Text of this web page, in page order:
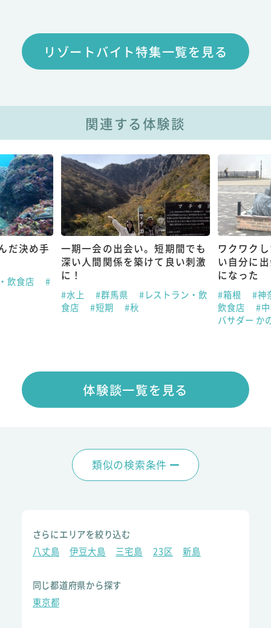
リゾートバイト特集一覧を見る
関連する体験談
だ決め手
飲食店 #
一期一会の出会い。短期間でも
深い人間関係を築けて良い刺激
に！
#水上 #群馬県
#レストラン・飲
食店
#短期 #秋
ワクワク
い自分に
になった
#箱根
#神
飲食店
#
バサダー か
体験談一覧を見る
類似の検索条件
さらにエリアを絞り込む
八丈島
伊豆大島 三宅島 23区 新島
同じ都道府県から探す
東京都